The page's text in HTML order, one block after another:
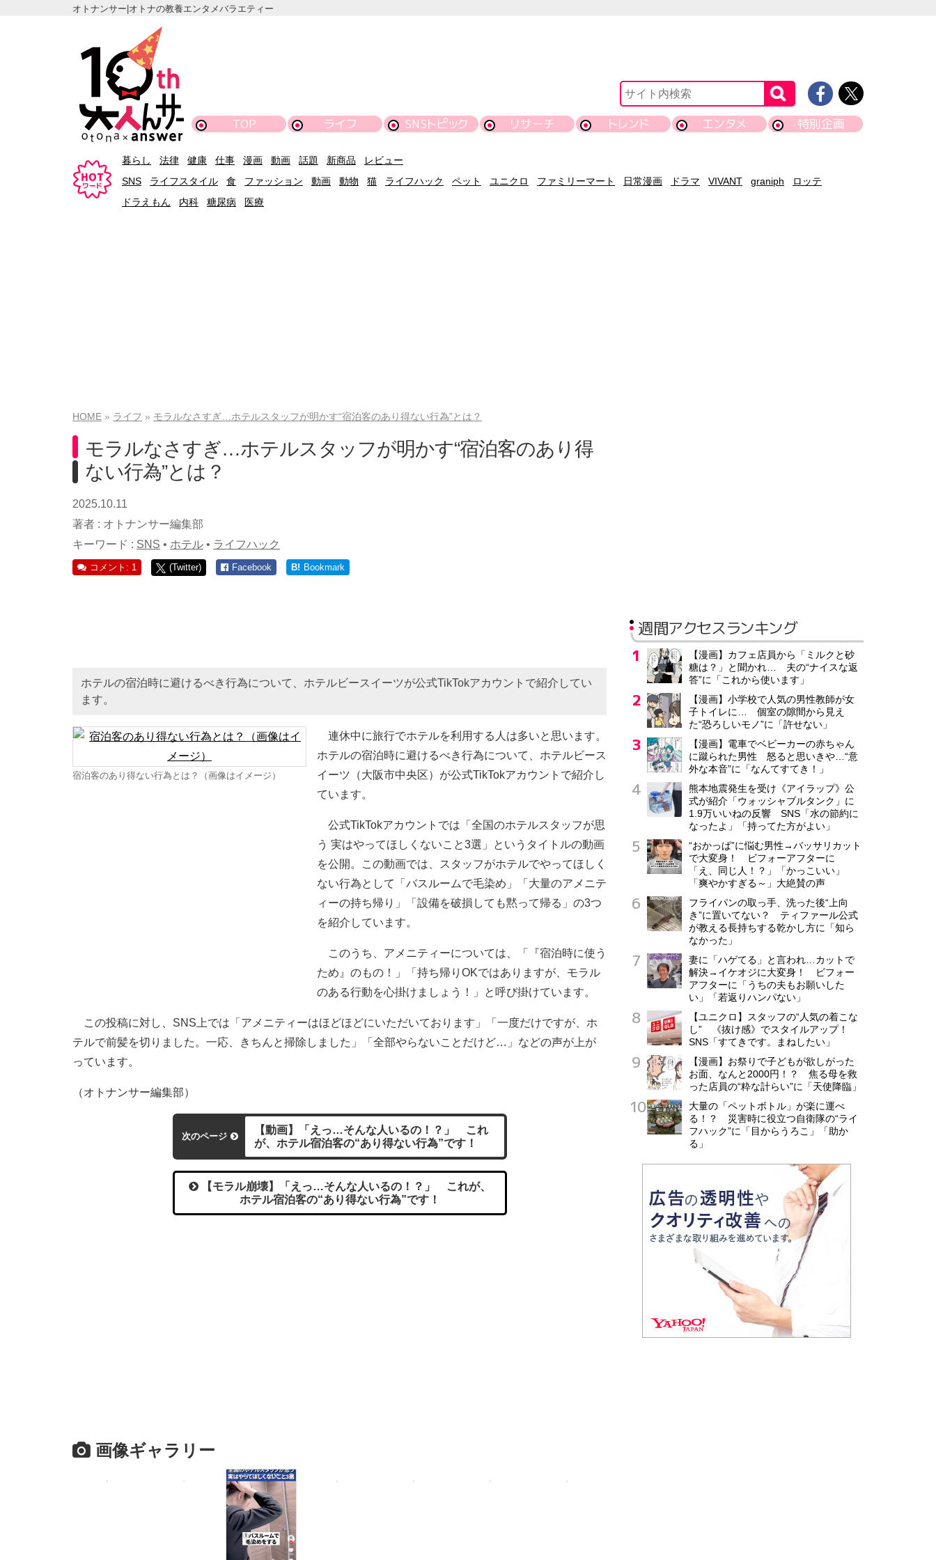
オトナンサー|オトナの教養エンタメバラエティー
TOP ライフ SNSトピック リサーチ トレンド エンタメ 特別企画
暮らし 法律 健康 仕事 漫画 動画 話題 新商品
レビュー
SNS
ライフスタイル 食 ファッション 動画 動物 猫 ライフハック ペット ユニクロ ファミリーマート 日常漫画 ドラマ VIVANT graniph
ロッテ
ドラえもん
内科 糖尿病 医療
HOME ライフ モラルなさすぎ…ホテルスタッフが明かす“宿泊客のあり得ない行為”とは？
モラルなさすぎ…ホテルスタッフが明かす“宿泊客のあり得
ない行為”とは？
2025.10.11
著者 : オトナンサー編集部
キーワード : SNS • ホテル • ライフハック
コメント: 1 (Twitter) Facebook B! Bookmark
ホテルの宿泊時に避けるべき行為について、ホテルビースイーツが公式TikTokアカウントで紹介してい
ます。
宿泊客のあり得ない行為とは？（画像はイメージ）
連休中に旅行でホテルを利用する人は多いと思います。
ホテルの宿泊時に避けるべき行為について、ホテルビース
イーツ（大阪市中央区）が公式TikTokアカウントで紹介し
ています。
公式TikTokアカウントでは「全国のホテルスタッフが思
う 実はやってほしくないこと3選」というタイトルの動画
を公開。この動画では、スタッフがホテルでやってほしく
ない行為として「バスルームで毛染め」「大量のアメニテ
ィーの持ち帰り」「設備を破損しても黙って帰る」の3つ
を紹介しています。
このうち、アメニティーについては、「『宿泊時に使う
ため』のもの！」「持ち帰りOKではありますが、モラル
のある行動を心掛けましょう！」と呼び掛けています。
この投稿に対し、SNS上では「アメニティーはほどほどにいただいております」「一度だけですが、ホ
テルで前髪を切りました。一応、きちんと掃除しました」「全部やらないことだけど…」などの声が上が
っています。
（オトナンサー編集部）
次のページ
【動画】「えっ…そんな人いるの！？」 これ
が、ホテル宿泊客の“あり得ない行為”です！
【モラル崩壊】「えっ…そんな人いるの！？」 これが、
ホテル宿泊客の“あり得ない行為”です！
画像ギャラリー
週間アクセスランキング
【漫画】カフェ店員から「ミルクと砂
糖は？」と聞かれ… 夫の“ナイスな返
答”に「これから使います」
【漫画】小学校で人気の男性教師が女
子トイレに… 個室の隙間から見え
た“恐ろしいモノ”に「許せない」
【漫画】電車でベビーカーの赤ちゃん
に蹴られた男性 怒ると思いきや…“意
外な本音”に「なんてすてき！」
熊本地震発生を受け《アイラップ》公
式が紹介「ウォッシャブルタンク」に
1.9万いいねの反響 SNS「水の節約に
なったよ」「持ってた方がよい」
“おかっぱ”に悩む男性→バッサリカット
で大変身！ ビフォーアフターに
「え、同じ人！？」「かっこいい」
「爽やかすぎる～」大絶賛の声
フライパンの取っ手、洗った後“上向
き”に置いてない？ ティファール公式
が教える長持ちする乾かし方に「知ら
なかった」
妻に「ハゲてる」と言われ…カットで
解決→イケオジに大変身！ ビフォー
アフターに「うちの夫もお願いした
い」「若返りハンパない」
【ユニクロ】スタッフの“人気の着こな
し” 《抜け感》でスタイルアップ！
SNS「すてきです。まねしたい」
【漫画】お祭りで子どもが欲しがった
お面、なんと2000円！？ 焦る母を救
った店員の“粋な計らい”に「天使降臨」
大量の「ペットボトル」が楽に運べ
る！？ 災害時に役立つ自衛隊の“ライ
フハック”に「目からうろこ」「助か
る」